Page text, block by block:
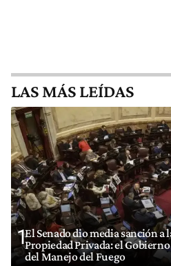
LAS MÁS LEÍDAS
1El Senado dio media sanción
Propiedad Privada: el
del Manejo del Fuego